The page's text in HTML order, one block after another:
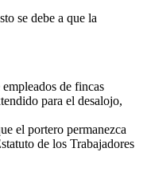
se debe a que la
de fincas
para el desalojo,
el portero permanezca
de los Trabajadores